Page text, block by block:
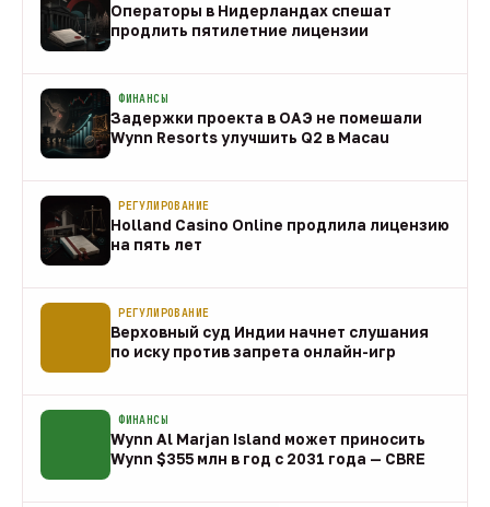
Операторы в Нидерландах спешат
продлить пятилетние лицензии
ФИНАНСЫ
Задержки проекта в ОАЭ не помешали
Wynn Resorts улучшить Q2 в Macau
РЕГУЛИРОВАНИЕ
Holland Casino Online продлила лицензию
на пять лет
РЕГУЛИРОВАНИЕ
Верховный суд Индии начнет слушания
по иску против запрета онлайн-игр
ФИНАНСЫ
Wynn Al Marjan Island может приносить
Wynn $355 млн в год с 2031 года — CBRE